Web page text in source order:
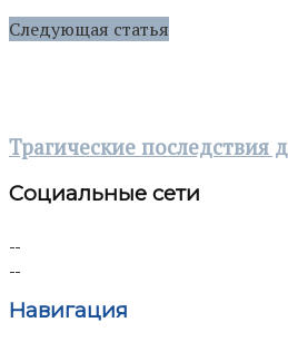
Следующая статья
Трагические
Социальные сети
Навигация